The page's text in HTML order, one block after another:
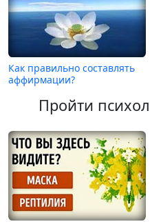
Как правильно составлять
аффирмации?
Пройти